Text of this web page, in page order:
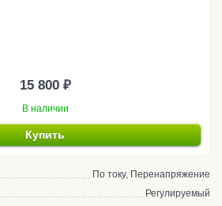
15 800 ₽
В наличии
Купить
По току, Перенапряжение
Регулируемый